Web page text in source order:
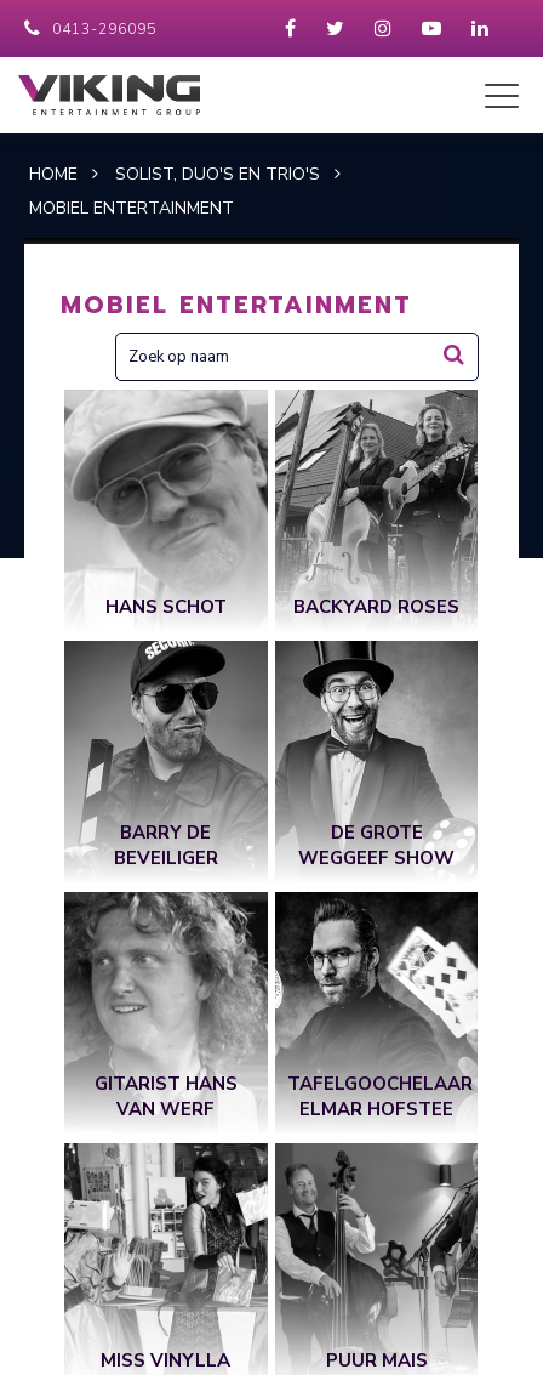
0413-296095
HOME
SOLIST, DUO'S EN TRIO'S
MOBIEL ENTERTAINMENT
MOBIEL ENTERTAINMENT
HANS SCHOT BACKYARD ROSES
BARRY DE
BEVEILIGER
DE GROTE
WEGGEEF SHOW
GITARIST HANS
VAN WERF
TAFELGOOCHELAAR
ELMAR HOFSTEE
MISS VINYLLA PUUR MAIS